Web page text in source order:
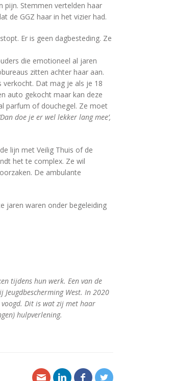
pijn. Stemmen vertelden haar
de GGZ haar in het vizier had.
Er is geen dagbesteding. Ze
die emotioneel al jaren
zitten achter haar aan.
Dat mag je als je 18
auto gekocht maar kan deze
parfum of douchegel. Ze moet
‘Dan doe je er wel lekker lang mee’,
lijn met Veilig Thuis of de
het te complex. Ze wil
De ambulante
jaren waren onder begeleiding
tijdens hun werk. Een van de
West. In 2020
Dit is wat zij met haar
hulpverlening.